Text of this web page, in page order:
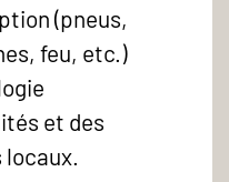
(pneus,
feu, etc.)
et des